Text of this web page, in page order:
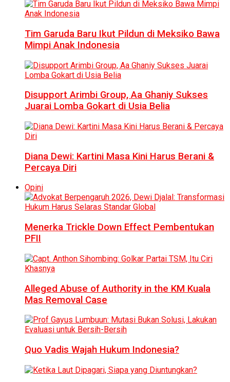
Tim Garuda Baru Ikut Pildun di Meksiko Bawa
Mimpi Anak Indonesia
Disupport Arimbi Group, Aa Ghaniy Sukses
Juarai Lomba Gokart di Usia Belia
Diana Dewi: Kartini Masa Kini Harus Berani &
Percaya Diri
Opini
Menerka Trickle Down Effect Pembentukan
PFII
Alleged Abuse of Authority in the KM Kuala
Mas Removal Case
Quo Vadis Wajah Hukum Indonesia?